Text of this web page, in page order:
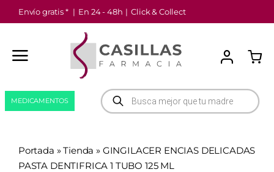
Saltar
al
Envío gratis * | En 24 - 48h | Click & Collect
Búsqueda
de
productos
MEDICAMENTOS
Portada »Tienda » GINGILACER ENCIAS DELICADAS
PASTA DENTIFRICA 1 TUBO 125 ML